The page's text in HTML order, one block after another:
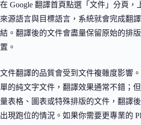
在 Google 翻譯首頁點選「文件」分頁，
來源語言與目標語言，系統就會完成翻
結。翻譯後的文件會盡量保留原始的排
置。
文件翻譯的品質會受到文件複雜度影響
單的純文字文件，翻譯效果通常不錯；
量表格、圖表或特殊排版的文件，翻譯
出現跑位的情況。如果你需要更專業的